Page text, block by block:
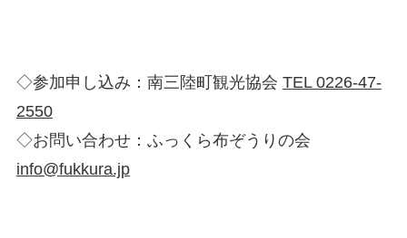
◇参加申し込み：南三陸町観光協会 TEL 0226-47-
2550
◇お問い合わせ：ふっくら布ぞうりの会
info@fukkura.jp